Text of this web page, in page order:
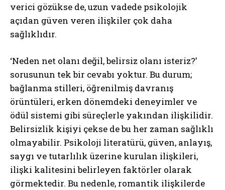
verici gözükse de, uzun vadede psikolojik
açıdan güven veren ilişkiler çok daha
sağlıklıdır.
‘Neden net olanı değil, belirsiz olanı isteriz?’
sorusunun tek bir cevabı yoktur. Bu durum;
bağlanma stilleri, öğrenilmiş davranış
örüntüleri, erken dönemdeki deneyimler ve
ödül sistemi gibi süreçlerle yakından ilişkilidir.
Belirsizlik kişiyi çekse de bu her zaman sağlıklı
olmayabilir. Psikoloji literatürü, güven, anlayış,
saygı ve tutarlılık üzerine kurulan ilişkileri,
ilişki kalitesini belirleyen faktörler olarak
görmektedir. Bu nedenle, romantik ilişkilerde